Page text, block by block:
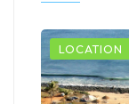
LOCATION